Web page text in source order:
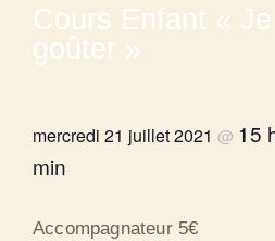
Cours Enfant «
goûter »
mercredi 21 juillet 2021 @ 15
min
Accompagnateur 5€